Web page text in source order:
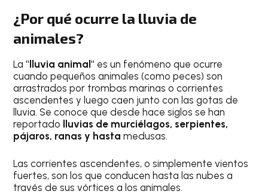
¿Por qué ocurre la lluvia de
animales?
La "lluvia animal" es un fenómeno que ocurre
cuando pequeños animales (como peces) son
arrastrados por trombas marinas o corrientes
ascendentes y luego caen junto con las gotas de
lluvia. Se conoce que desde hace siglos se han
reportado lluvias de murciélagos, serpientes,
pájaros, ranas y hastamedusas.
Las corrientes ascendentes, o simplemente vientos
fuertes, son los que conducen hasta las nubes a
través de sus vórtices a los animales.